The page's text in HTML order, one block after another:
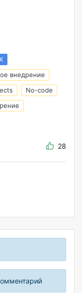
внедрение
No-code
28